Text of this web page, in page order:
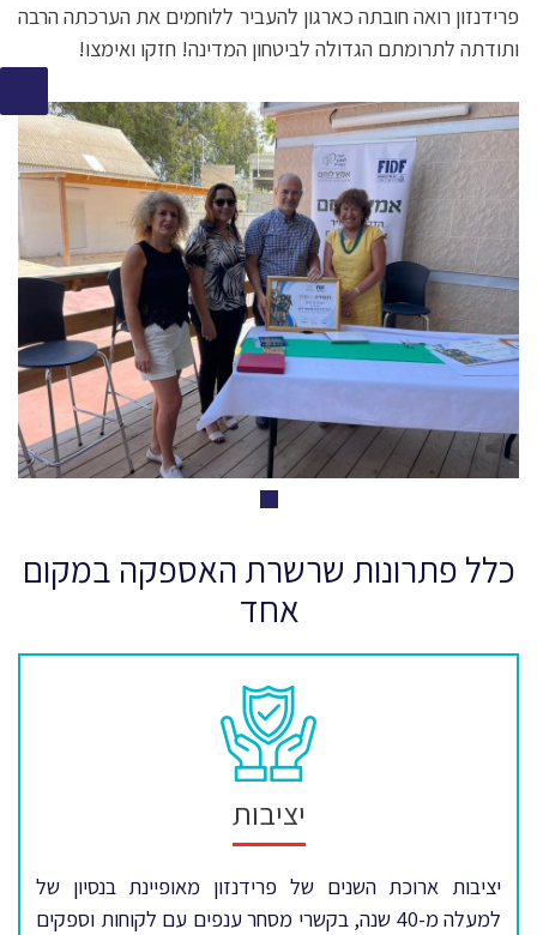
פרידנזון רואה חובתה כארגון להעביר ללוחמים את הערכתה הרבה
ותודתה לתרומתם הגדולה לביטחון המדינה! חזקו ואימצו!
כלל פתרונות שרשרת האספקה במקום
אחד
יציבות
יציבות ארוכת השנים של פרידנזון מאופיינת בנסיון של
למעלה מ-40 שנה, בקשרי מסחר ענפים עם לקוחות וספקים